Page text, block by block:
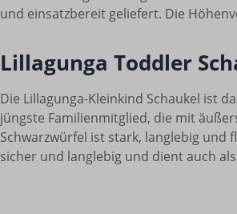
und einsatzbereit geliefert. Die
Lillagunga Toddler
Die Lillagunga-Kleinkind Schaukel ist
jüngste Familienmitglied, die mit
Schwarzwürfel ist stark, langlebig und
sicher und langlebig und dient auch